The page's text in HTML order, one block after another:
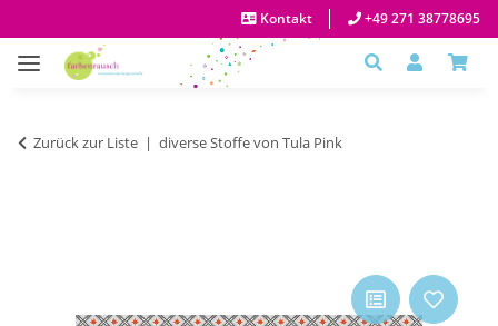
Kontakt +49 271 38778695
Zurück zur Liste diverse Stoffe von Tula Pink